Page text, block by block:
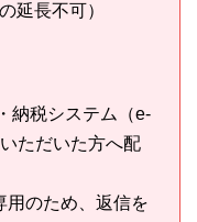
延長不可）
納税システム（e-
ただいた方へ配
用のため、返信を